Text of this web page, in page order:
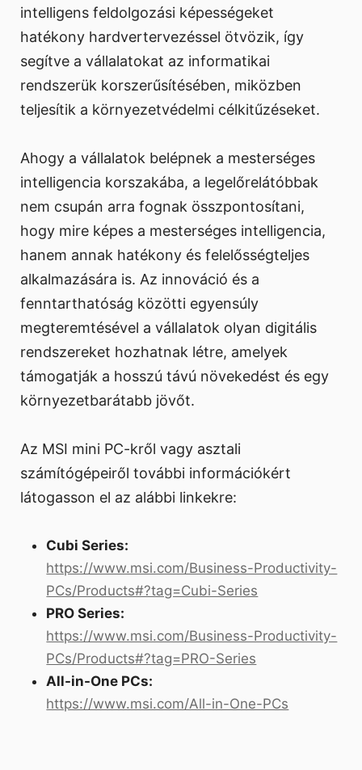
intelligens feldolgozási képességeket
hatékony hardvertervezéssel ötvözik, így
segítve a vállalatokat az informatikai
rendszerük korszerűsítésében, miközben
teljesítik a környezetvédelmi célkitűzéseket.
Ahogy a vállalatok belépnek a mesterséges
intelligencia korszakába, a legelőrelátóbbak
nem csupán arra fognak összpontosítani,
hogy mire képes a mesterséges intelligencia,
hanem annak hatékony és felelősségteljes
alkalmazására is. Az innováció és a
fenntarthatóság közötti egyensúly
megteremtésével a vállalatok olyan digitális
rendszereket hozhatnak létre, amelyek
támogatják a hosszú távú növekedést és egy
környezetbarátabb jövőt.
Az MSI mini PC-kről vagy asztali
számítógépeiről további információkért
látogasson el az alábbi linkekre:
Cubi Series:
https://www.msi.com/Business-Productivity-
PCs/Products#?tag=Cubi-Series
PRO Series:
https://www.msi.com/Business-Productivity-
PCs/Products#?tag=PRO-Series
All-in-One PCs:
https://www.msi.com/All-in-One-PCs